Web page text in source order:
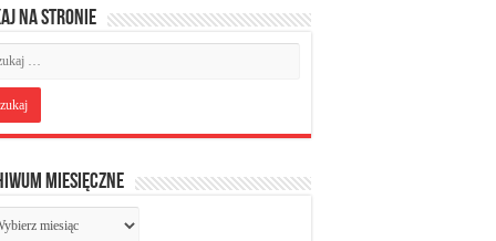
na stronie
miesięczne